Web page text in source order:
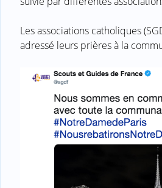
Les associations catholiques
adressé leurs prières à la